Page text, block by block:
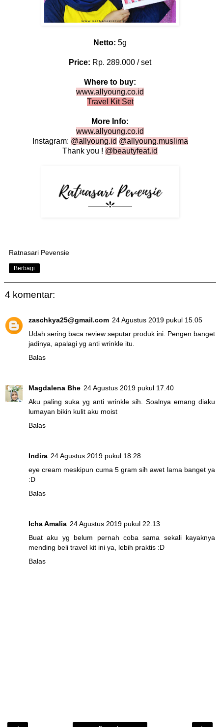
Netto: 5g
Price: Rp. 289.000 / set
Where to buy:
www.allyoung.co.id
Travel Kit Set
More Info:
www.allyoung.co.id
Instagram: @allyoung.id @allyoung.muslima
Thank you ! @beautyfeat.id
Ratnasari Pevensie
Berbagi
4 komentar:
zaschkya25@gmail.com 24 Agustus 2019 pukul 15.05
Udah sering baca review seputar produk ini. Pengen banget
jadinya, apalagi yg anti wrinkle itu.
Balas
Magdalena Bhe 24 Agustus 2019 pukul 17.40
Aku paling suka yg anti wrinkle sih. Soalnya emang diaku
lumayan bikin kulit aku moist
Balas
Indira 24 Agustus 2019 pukul 18.28
eye cream meskipun cuma 5 gram sih awet lama banget ya
:D
Balas
Icha Amalia 24 Agustus 2019 pukul 22.13
Buat aku yg belum pernah coba sama sekali kayaknya
mending beli travel kit ini ya, lebih praktis :D
Balas